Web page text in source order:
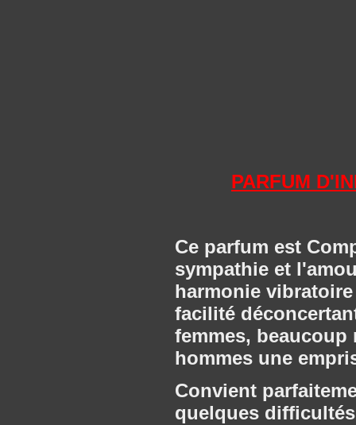
PARFUM
Ce parfum est
sympathie et
harmonie
facilité
femmes,
hommes une
Convient
quelques